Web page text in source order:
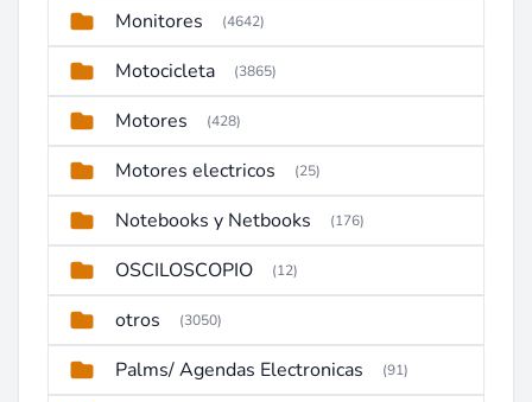
Monitores (4642)
Motocicleta (3865)
Motores (428)
Motores electricos (25)
Notebooks y Netbooks (176)
OSCILOSCOPIO (12)
otros (3050)
Palms/ Agendas Electronicas (91)